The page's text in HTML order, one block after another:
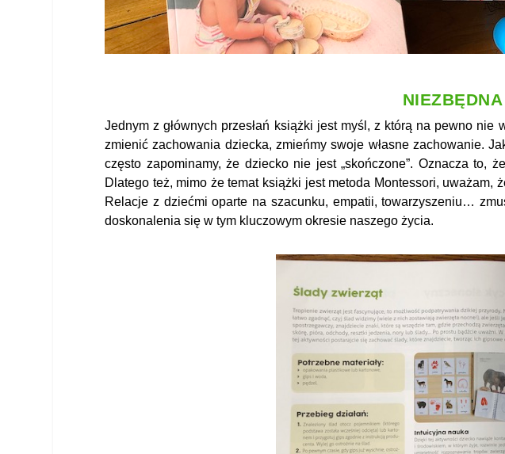
Jednym z głównych przesłań książki jest myśl, z którą na pewno
zmienić zachowania dziecka, zmieńmy swoje własne zachowanie.
często zapominamy, że dziecko nie jest „skończone”. Oznacza
Dlatego też, mimo że temat książki jest metoda Montessori, uważam,
Relacje z dziećmi oparte na szacunku, empatii, towarzyszeniu…
doskonalenia się w tym kluczowym okresie naszego życia.